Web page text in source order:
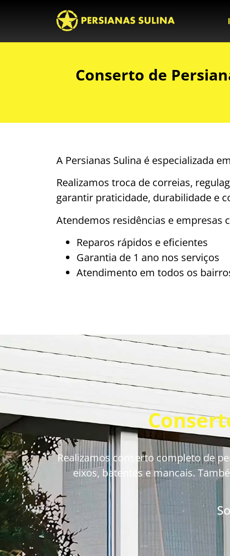
Conserto de
A Persianas Sulina é especializada
Realizamos troca de correias,
garantir praticidade, durabilidade e
Atendemos residências e empresas
Reparos rápidos e eficientes
Garantia de 1 ano nos serviços
Atendimento em todos os
Realizamos conserto completo de
eixos, batentes e mancais.